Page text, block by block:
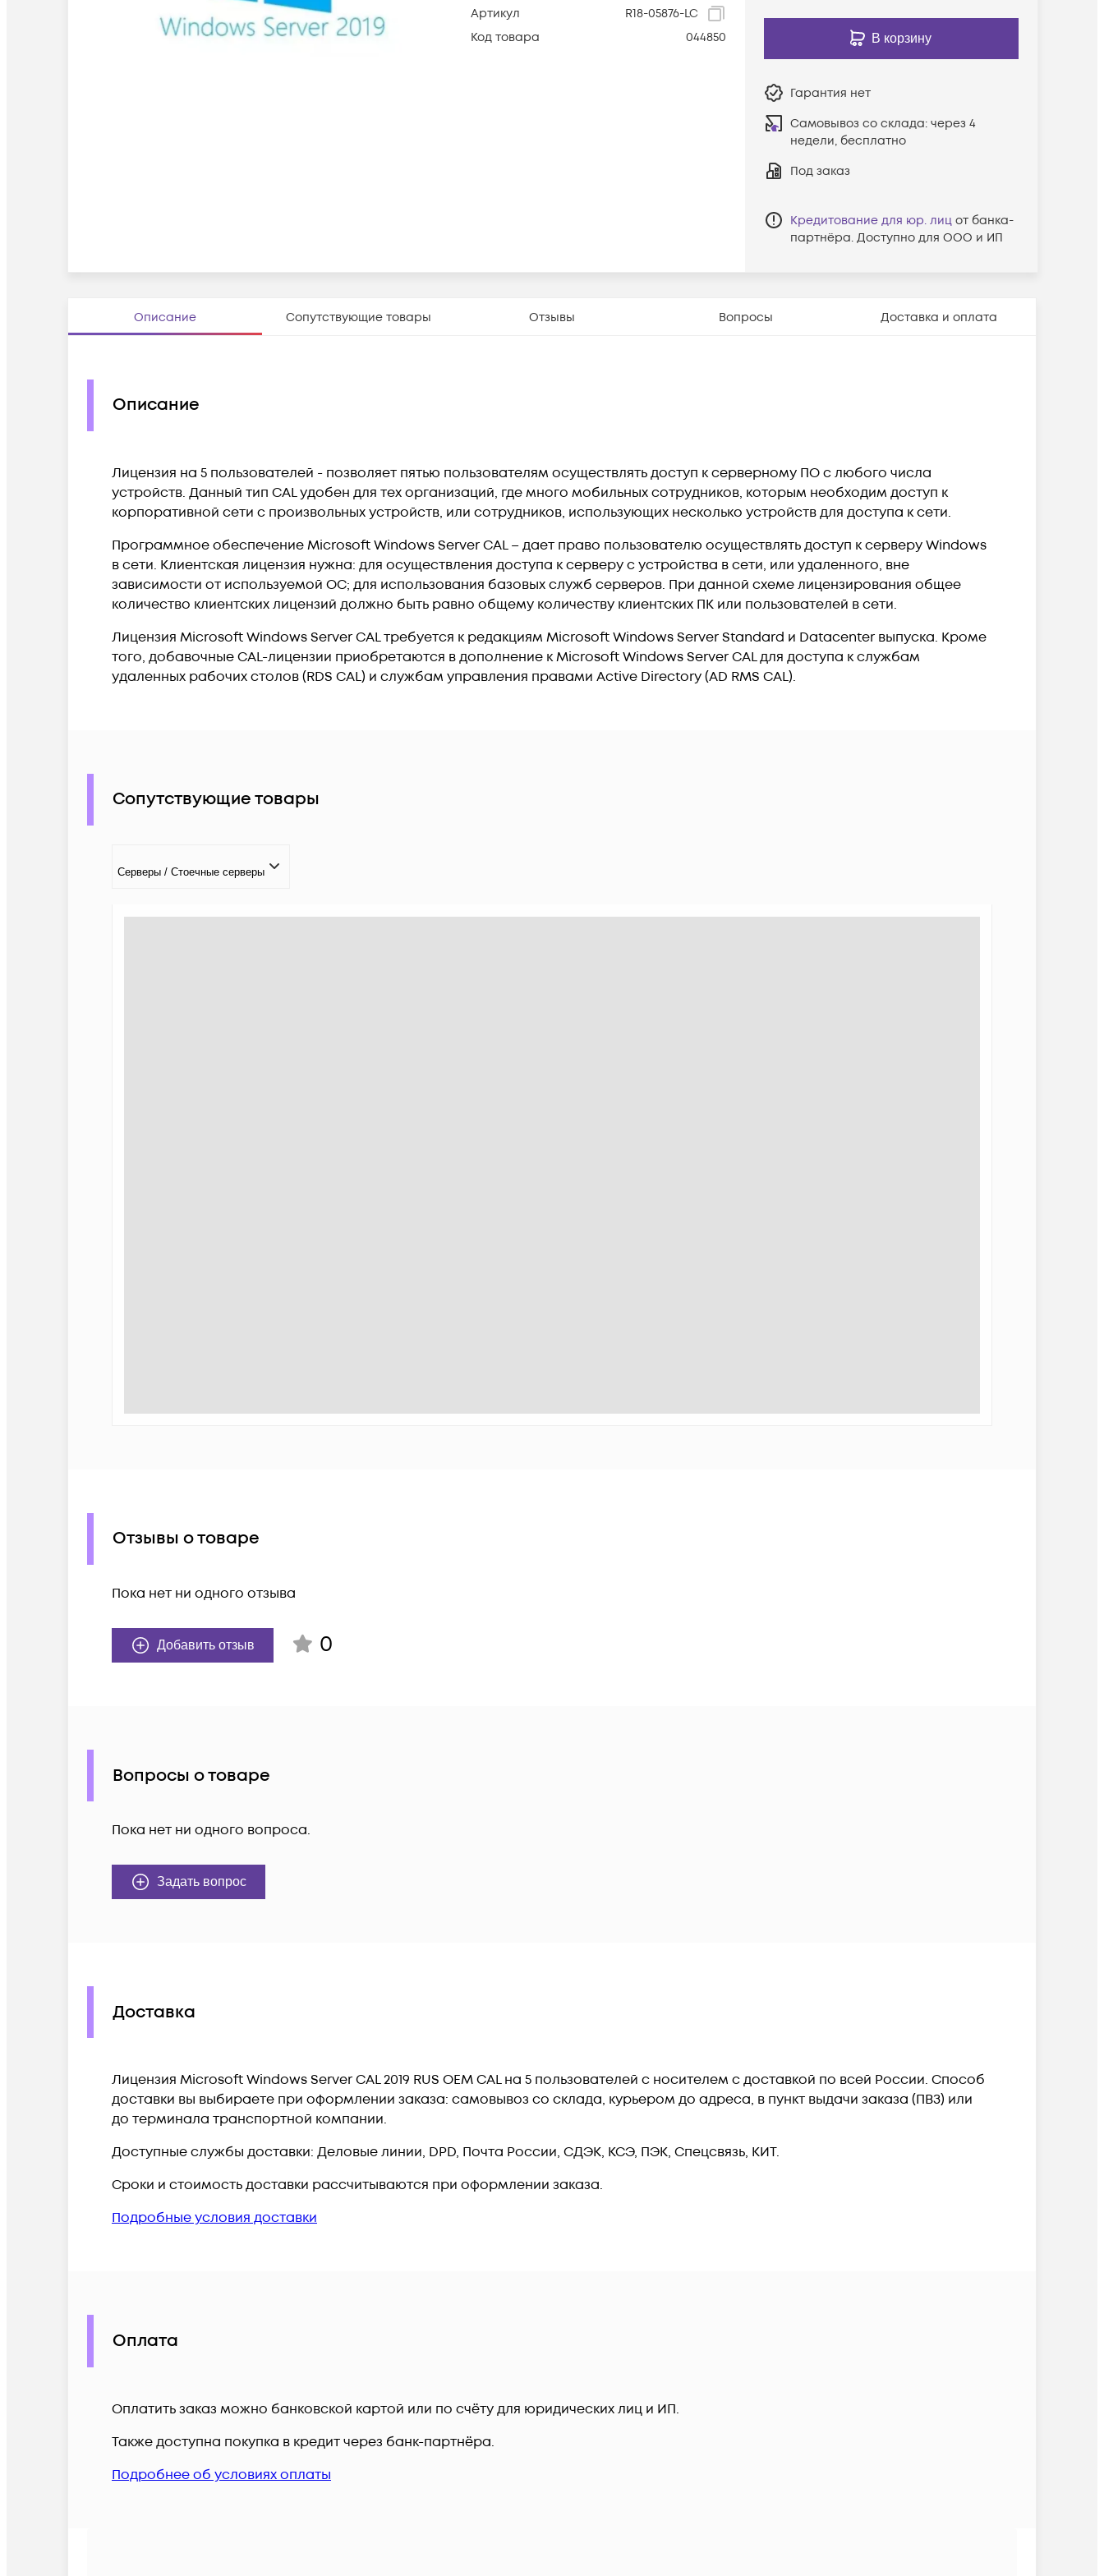
Артикул
R18-05876-LC
Код товара
044850 В корзину
Гарантия нет
Самовывоз со склада: через 4
недели, бесплатно
Под заказ
Кредитование для юр. лиц от банка-
партнёра. Доступно для ООО и ИП
Описание Сопутствующие товары Отзывы Вопросы Доставка и оплата
Описание
Лицензия на 5 пользователей - позволяет пятью пользователям осуществлять доступ к серверному ПО с любого числа
устройств. Данный тип CAL удобен для тех организаций, где много мобильных сотрудников, которым необходим доступ к
корпоративной сети с произвольных устройств, или сотрудников, использующих несколько устройств для доступа к сети.
Программное обеспечение Microsoft Windows Server CAL – дает право пользователю осуществлять доступ к серверу Windows
в сети. Клиентская лицензия нужна: для осуществления доступа к серверу с устройства в сети, или удаленного, вне
зависимости от используемой ОС; для использования базовых служб серверов. При данной схеме лицензирования общее
количество клиентских лицензий должно быть равно общему количеству клиентских ПК или пользователей в сети.
Лицензия Microsoft Windows Server CAL требуется к редакциям Microsoft Windows Server Standard и Datacenter выпуска. Кроме
того, добавочные CAL-лицензии приобретаются в дополнение к Microsoft Windows Server CAL для доступа к службам
удаленных рабочих столов (RDS CAL) и службам управления правами Active Directory (AD RMS CAL).
Сопутствующие товары
Серверы / Стоечные серверы
Отзывы о товаре
Пока нет ни одного отзыва
Добавить отзыв 0
Вопросы о товаре
Пока нет ни одного вопроса.
Задать вопрос
Доставка
Лицензия Microsoft Windows Server CAL 2019 RUS OEM CAL на 5 пользователей с носителем c доставкой по всей России. Способ
доставки вы выбираете при оформлении заказа: самовывоз со склада, курьером до адреса, в пункт выдачи заказа (ПВЗ) или
до терминала транспортной компании.
Доступные службы доставки: Деловые линии, DPD, Почта России, СДЭК, КСЭ, ПЭК, Спецсвязь, КИТ.
Сроки и стоимость доставки рассчитываются при оформлении заказа.
Подробные условия доставки
Оплата
Оплатить заказ можно банковской картой или по счёту для юридических лиц и ИП.
Также доступна покупка в кредит через банк-партнёра.
Подробнее об условиях оплаты